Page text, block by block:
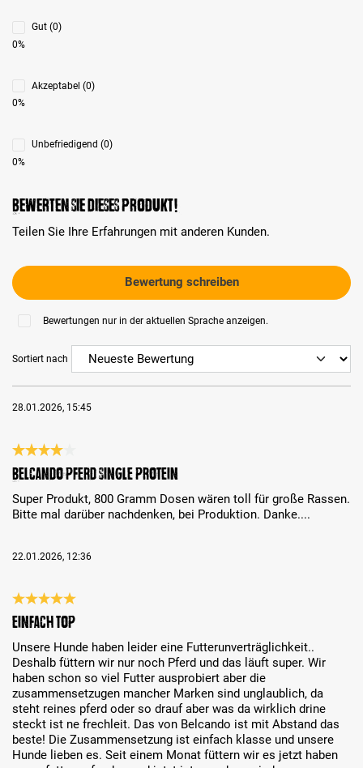
Gut (0)
0%
Akzeptabel (0)
0%
Unbefriedigend (0)
0%
Bewerten Sie dieses Produkt!
Teilen Sie Ihre Erfahrungen mit anderen Kunden.
Bewertung schreiben
Bewertungen nur in der aktuellen Sprache anzeigen.
Sortiert nach
28.01.2026, 15:45
Bewertung mit 4 von 5 Sternen
Belcando Pferd Single Protein
Super Produkt, 800 Gramm Dosen wären toll für große Rassen.
Bitte mal darüber nachdenken, bei Produktion. Danke....
22.01.2026, 12:36
Bewertung mit 5 von 5 Sternen
Einfach top
Unsere Hunde haben leider eine Futterunverträglichkeit..
Deshalb füttern wir nur noch Pferd und das läuft super. Wir
haben schon so viel Futter ausprobiert aber die
zusammensetzugen mancher Marken sind unglaublich, da
steht reines pferd oder so drauf aber was da wirklich drine
steckt ist ne frechleit. Das von Belcando ist mit Abstand das
beste! Die Zusammensetzung ist einfach klasse und unsere
Hunde lieben es. Seit einem Monat füttern wir es jetzt haben